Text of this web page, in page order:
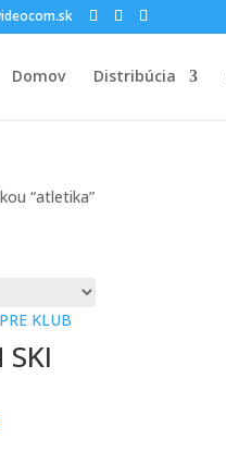
Domov Distribúcia
“atletika”
SKI